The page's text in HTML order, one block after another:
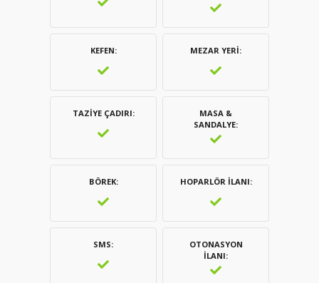
KEFEN MEZAR YERI
TAZIYE ÇADIRI
MASA &
SANDALYE
BÖREK HOPARLÖR İLANI
SMS
OTONASYON
İLANI